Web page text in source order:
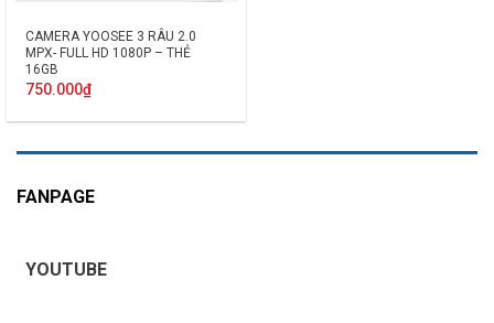
CAMERA YOOSEE 3 RÂU 2.0
MPX- FULL HD 1080P – THẺ
16GB
750.000₫
FANPAGE
YOUTUBE